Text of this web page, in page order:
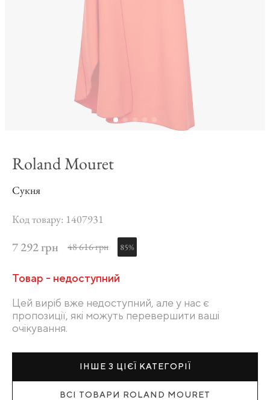
Roland Mouret
Сукня
Код товару: 1407931
7 292 грн 48 616 грн 85%
Товар - недоступний
Цей виріб вже недоступний, але у нас є
пропозиції, які можуть перевершити ваші
очікування.
ІНШЕ З ЦІЄЇ КАТЕГОРІЇ
ВСІ ТОВАРИ ROLAND MOURET